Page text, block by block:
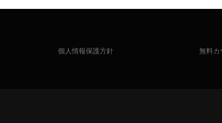
個人情報保護方針 無料